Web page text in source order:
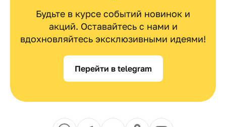
Будьте в курсе событий новинок и
акций. Оставайтесь с нами и
вдохновляйтесь эксклюзивными идеями!
Перейти в telegram